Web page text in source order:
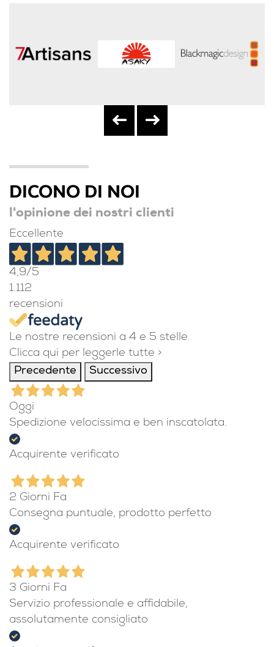
DICONO DI NOI
l'opinione dei nostri clienti
Eccellente
4,9/5
1.112
recensioni
Le nostre recensioni a 4 e 5 stelle.
Clicca qui per leggerle tutte >
Precedente
Successivo
Oggi
Spedizione velocissima e ben inscatolata.
Acquirente verificato
2 Giorni Fa
Consegna puntuale, prodotto perfetto
Acquirente verificato
3 Giorni Fa
Servizio professionale e affidabile,
assolutamente consigliato